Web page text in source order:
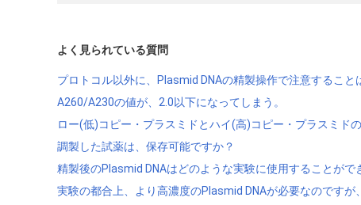
よく見られている質問
プロトコル以外に、Plasmid DNAの精製操作で注意すること
A260/A230の値が、2.0以下になってしまう。
ロー(低)コピー・プラスミドとハイ(高)コピー・プラスミドの
調製した試薬は、保存可能ですか？
精製後のPlasmid DNAはどのような実験に使用することがで
実験の都合上、より高濃度のPlasmid DNAが必要なのですが